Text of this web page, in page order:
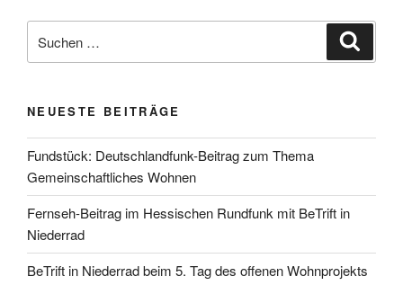
nach:
NEUESTE BEITRÄGE
Fundstück: Deutschlandfunk-Beitrag zum Thema
Gemeinschaftliches Wohnen
Fernseh-Beitrag im Hessischen Rundfunk mit BeTrift in
Niederrad
BeTrift in Niederrad beim 5. Tag des offenen Wohnprojekts